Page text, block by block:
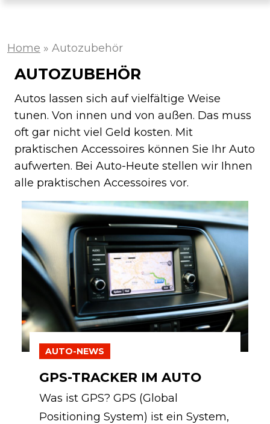
Home » Autozubehör
AUTOZUBEHÖR
Autos lassen sich auf vielfältige Weise
tunen. Von innen und von außen. Das muss
oft gar nicht viel Geld kosten. Mit
praktischen Accessoires können Sie Ihr Auto
aufwerten. Bei Auto-Heute stellen wir Ihnen
alle praktischen Accessoires vor.
AUTO-NEWS
GPS-TRACKER IM AUTO
Was ist GPS? GPS (Global
Positioning System) ist ein System,